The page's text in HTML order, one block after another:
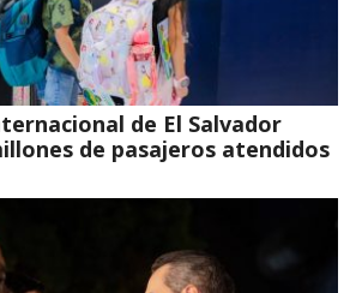
de El Salvador
de pasajeros atendidos